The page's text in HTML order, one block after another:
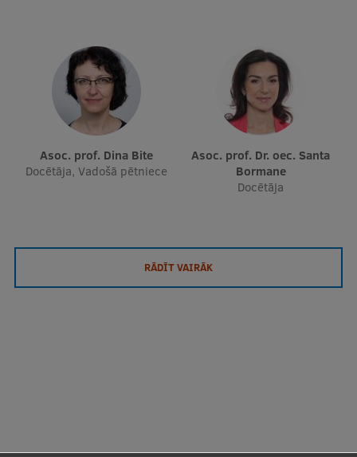
Asoc. prof. Dina Bite
Docētāja, Vadošā pētniece
Asoc. prof. Dr. oec. Santa
Bormane
Docētāja
RĀDĪT VAIRĀK